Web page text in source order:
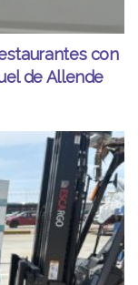
con
de Allende